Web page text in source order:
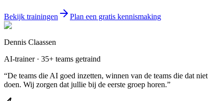
Bekijk trainingen Plan een gratis kennismaking
Dennis Claassen
AI-trainer · 35+ teams getraind
“De teams die AI goed inzetten, winnen van de teams die dat niet
doen. Wij zorgen dat jullie bij de eerste groep horen.”